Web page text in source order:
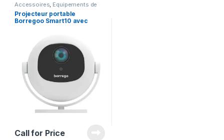
Accessoires, Equipements de
PC Projecteurs
Projecteur portable
Borregoo Smart10 avec
Call for Price